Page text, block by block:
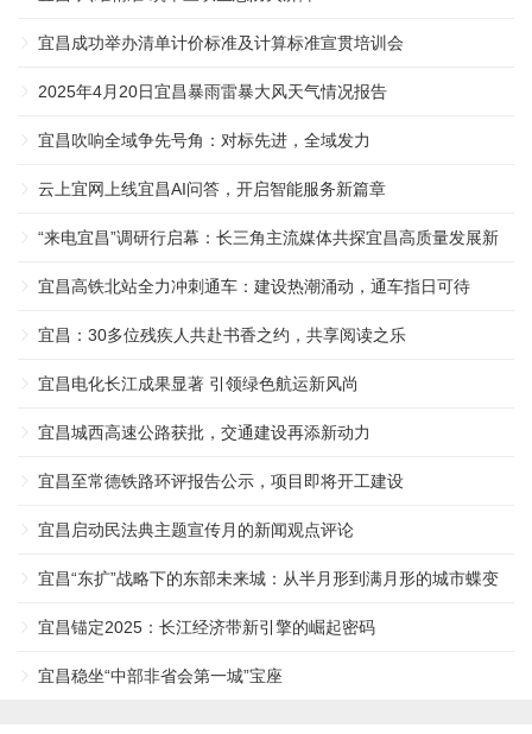
宜昌成功举办清单计价标准及计算标准宣贯培训会
2025年4月20日宜昌暴雨雷暴大风天气情况报告
宜昌吹响全域争先号角：对标先进，全域发力
云上宜网上线宜昌AI问答，开启智能服务新篇章
“来电宜昌”调研行启幕：长三角主流媒体共探宜昌高质量发展新
密码 ...
宜昌高铁北站全力冲刺通车：建设热潮涌动，通车指日可待
宜昌：30多位残疾人共赴书香之约，共享阅读之乐
宜昌电化长江成果显著 引领绿色航运新风尚
宜昌城西高速公路获批，交通建设再添新动力
宜昌至常德铁路环评报告公示，项目即将开工建设
宜昌启动民法典主题宣传月的新闻观点评论
宜昌“东扩”战略下的东部未来城：从半月形到满月形的城市蝶变
... ...宜昌锚定2025：长江经济带新引擎的崛起密码
宜昌稳坐“中部非省会第一城”宝座